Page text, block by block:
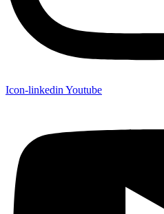
Icon-linkedin Youtube